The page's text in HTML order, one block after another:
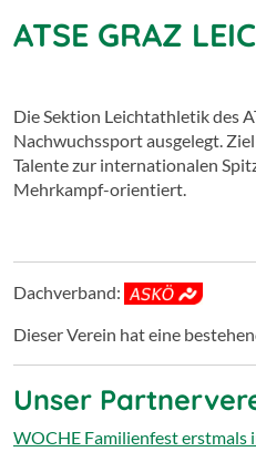
ATSE GRAZ
Die Sektion Leichtathletik des
Nachwuchssport ausgelegt.
Talente zur internationalen
Mehrkampf-orientiert.
Dachverband:
Dieser Verein hat eine
Unser
WOCHE Familienfest erstmals